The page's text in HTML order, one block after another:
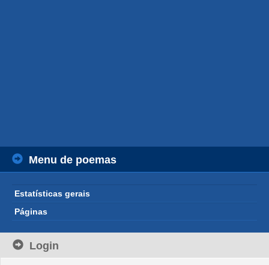
Menu de poemas
Estatísticas gerais
Páginas
Login